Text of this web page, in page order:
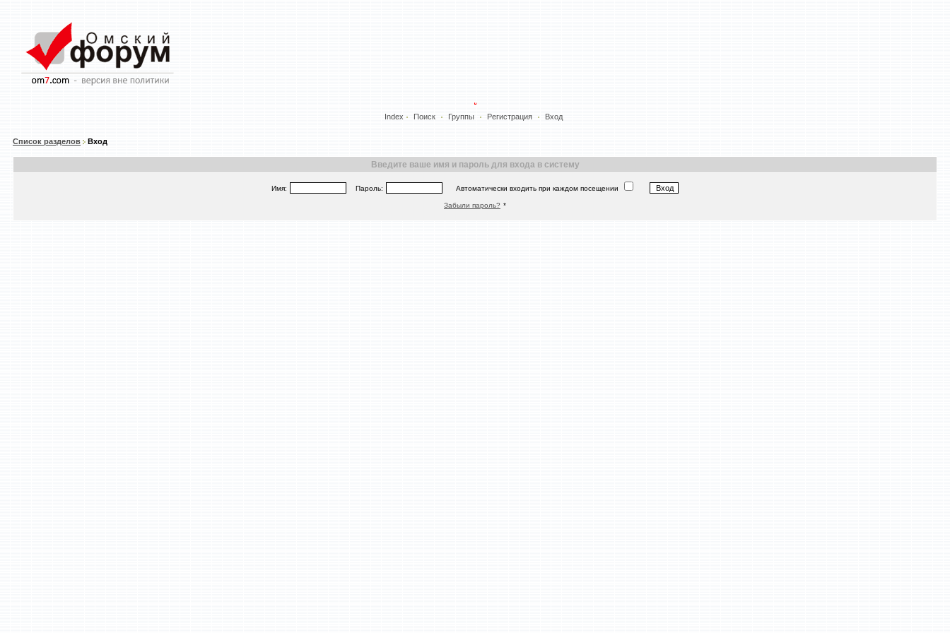
Index Поиск Группы Регистрация Вход
Список разделов Вход
Введите ваше имя и пароль для входа в систему
Имя: Пароль: Автоматически входить при каждом посещении
Забыли пароль? *